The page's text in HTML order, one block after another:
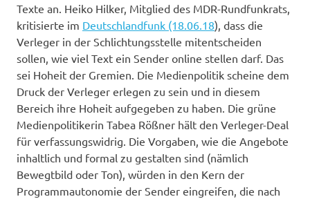
Texte an. Heiko Hilker, Mitglied des MDR-Rundfunkrats,
kritisierte im Deutschlandfunk (18.06.18), dass die
Verleger in der Schlichtungsstelle mitentscheiden
sollen, wie viel Text ein Sender online stellen darf. Das
sei Hoheit der Gremien. Die Medienpolitik scheine dem
Druck der Verleger erlegen zu sein und in diesem
Bereich ihre Hoheit aufgegeben zu haben. Die grüne
Medienpolitikerin Tabea Rößner hält den Verleger-Deal
für verfassungswidrig. Die Vorgaben, wie die Angebote
inhaltlich und formal zu gestalten sind (nämlich
Bewegtbild oder Ton), würden in den Kern der
Programmautonomie der Sender eingreifen, die nach